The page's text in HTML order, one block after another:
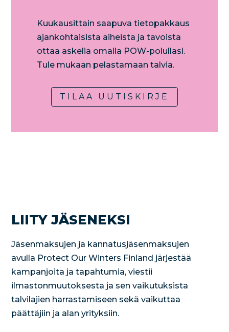
Kuukausittain saapuva tietopakkaus
ajankohtaisista aiheista ja tavoista
ottaa askelia omalla POW-polullasi.
Tule mukaan pelastamaan talvia.
TILAA UUTISKIRJE
LIITY JÄSENEKSI
Jäsenmaksujen ja kannatusjäsenmaksujen
avulla Protect Our Winters Finland järjestää
kampanjoita ja tapahtumia, viestii
ilmastonmuutoksesta ja sen vaikutuksista
talvilajien harrastamiseen sekä vaikuttaa
päättäjiin ja alan yrityksiin.